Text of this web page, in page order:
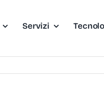
Servizi